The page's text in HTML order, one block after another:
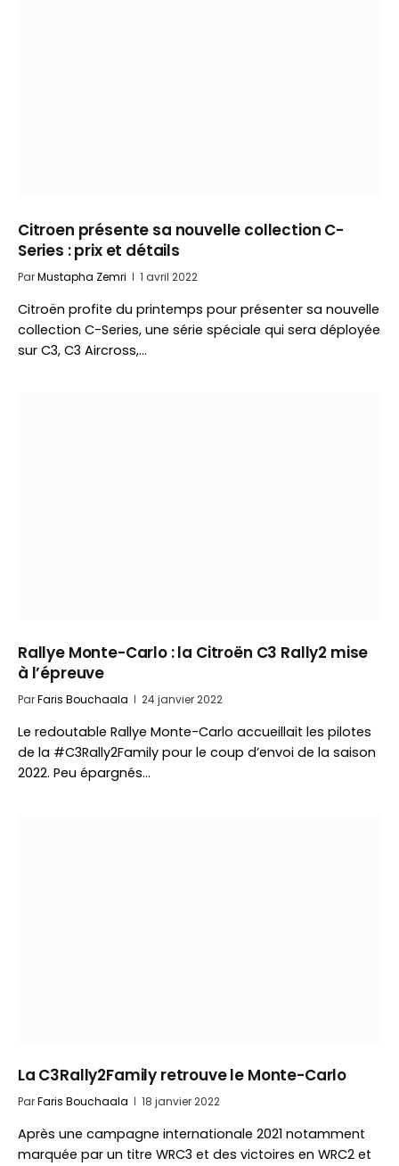
Citroen présente sa nouvelle collection C-
Series : prix et détails
ParMustapha Zemri 1 avril 2022
Citroën profite du printemps pour présenter sa nouvelle
collection C-Series, une série spéciale qui sera déployée
sur C3, C3 Aircross,…
Rallye Monte-Carlo : la Citroën C3 Rally2 mise
à l’épreuve
ParFaris Bouchaala 24 janvier 2022
Le redoutable Rallye Monte-Carlo accueillait les pilotes
de la #C3Rally2Family pour le coup d’envoi de la saison
2022. Peu épargnés…
La C3Rally2Family retrouve le Monte-Carlo
ParFaris Bouchaala 18 janvier 2022
Après une campagne internationale 2021 notamment
marquée par un titre WRC3 et des victoires en WRC2 et